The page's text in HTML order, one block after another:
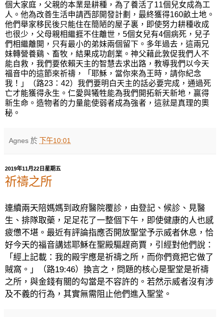
個大家庭，父親的本業是耕種， 為了養活了11個兒女成為工
人。他為改善生活申請西部開發計劃， 最終獲得160畝土地。
他們舉家移民後只能住在簡陋的屋子裏，即使努力耕種收成
也很少，父母親相繼捱不住離世， 5個女兒有4個病死，兒子
們相繼離開，只有最小的弟妹兩個留下。 多年過去，這兩兄
妹轉營養鷄、畜牧， 結果成功創業 。 神父藉此敦促我們 人不
能自救，我們要依賴天主的智慧去求出路， 教導我們以今天
福音中的這節來祈禱，
「耶穌，當你來為王時，請你紀念
我！」（路23 ： 42）我們要明白天主的話必要完成，通過死
亡才能獲得永生。仁愛與犧牲能為我們開拓新天新地，贏得
新生命。造物者的力量能使弱者成為強者， 這就是真理的奧
秘。
Agnes 於 下午10:01
2019年11月22日星期五
祈禱之所
連續兩天陪媽媽到政府醫院覆診，由登記、候診、見醫
生、排隊取藥，足足花了一整個下午，即使健康的人也感
疲憊不堪。最近有評論指應否開放聖堂予示威者休息，恰
好今天的福音講述耶穌在聖殿驅趕商賈，引經對他們說：
「經上記載：我的殿宇應是祈禱之所，而你們竟把它做了
賊窩。」（路19:46）換言之，問題的核心是聖堂是祈禱
之所，與金錢有關的勾當是不容許的。若然示威者沒有涉
及不義的行為，其實無需阻止他們進入聖堂。